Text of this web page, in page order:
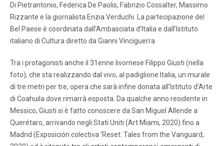
Di Pietrantonio, Federica De Paolis, Fabrizio Cossalter, Massimo
Rizzante e la giornalista Enzia Verduchi. La partecipazione del
Bel Paese è coordinata dall’Ambasciata d’Italia e dall’Istituto
italiano di Cultura diretto da Gianni Vinciguerra.
Tra i protagonisti anche il 31enne livornese Filippo Giusti (nella
foto), che sta realizzando dal vivo, al padiglione Italia, un murale
di tre metri per tre, opera che sarà infine donata all’Istituto d’Arte
di Coahuila dove rimarrà esposta. Da qualche anno residente in
Messico, Giusti si è fatto conoscere da San Miguel Allende a
Querétaro, arrivando negli Stati Uniti (Art Miami, 2020) fino a
Madrid (Exposición colectiva ‘Reset: Tales from the Vanguard,